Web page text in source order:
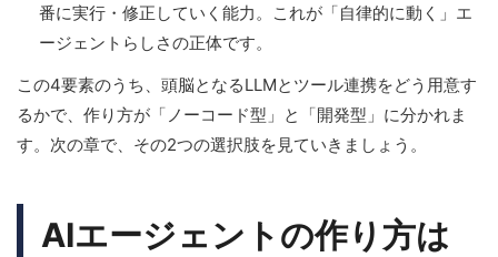
番に実行・修正していく能力。これが「自律的に動く」エ
ージェントらしさの正体です。
この4要素のうち、頭脳となるLLMとツール連携をどう用意す
るかで、作り方が「ノーコード型」と「開発型」に分かれま
す。次の章で、その2つの選択肢を見ていきましょう。
AIエージェントの作り方は